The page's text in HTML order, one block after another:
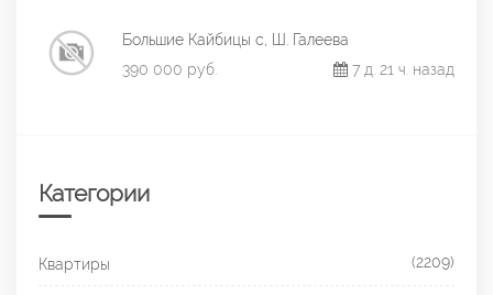
Большие Кайбицы с, Ш. Галеева
390 000 руб.
7 д. 21 ч. назад
Категории
Квартиры (2209)